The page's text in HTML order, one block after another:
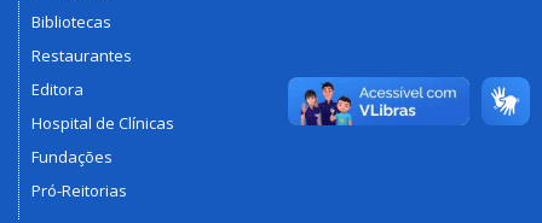
Bibliotecas
Restaurantes
Editora
Hospital de Clínicas
Fundações
Pró-Reitorias